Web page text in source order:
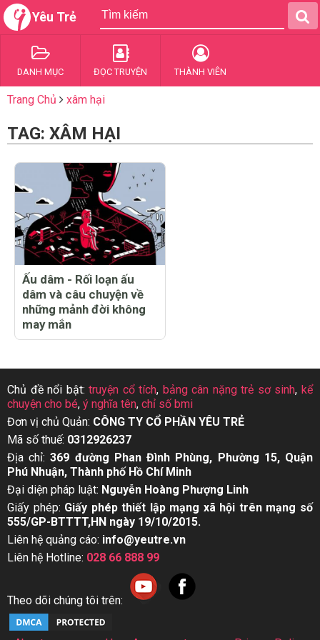
Yêu Trẻ
DANH MỤC ĐỌC TRUYỆN THÀNH VIÊN
Trang Chủ xâm hại
TAG: XÂM HẠI
Ấu dâm - Rối loạn ấu
dâm và câu chuyện về
những mảnh đời không
may mắn
Chủ đề nổi bật:truyện cổ tích, bảng cân nặng trẻ sơ sinh,kể
chuyện cho bé, ý nghĩa tên, chỉ số bmi
Đơn vị chủ Quản: CÔNG TY CỔ PHẦN YÊU TRẺ
Mã số thuế: 0312926237
Địa chỉ:369 đường Phan Đình Phùng, Phường 15, Quận
Phú Nhuận, Thành phố Hồ Chí Minh
Đại diện pháp luật: Nguyễn Hoàng Phượng Linh
Giấy phép: Giấy phép thiết lập mạng xã hội trên mạng số
555/GP-BTTTT,HN ngày 19/10/2015.
Liên hệ quảng cáo: info@yeutre.vn
Liên hệ Hotline: 028 66 888 99
Theo dõi chúng tôi trên: